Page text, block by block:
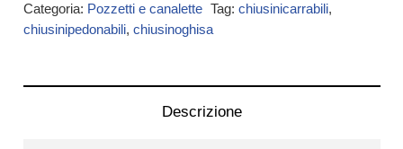
Categoria: Pozzetti e canalette Tag: chiusinicarrabili,
chiusinipedonabili, chiusinoghisa
Descrizione